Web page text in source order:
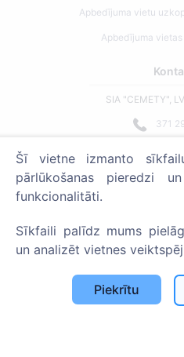
Apbedījuma vietu
Apbedījuma
SIA "CEMETY",
371
Strādājam
© 2013 - 2026 Cemety
Privātuma
Šī vietne izmanto
pārlūkošanas pieredzi
funkcionalitāti.
Sīkfaili palīdz mums
un analizēt vietnes
Piekrītu